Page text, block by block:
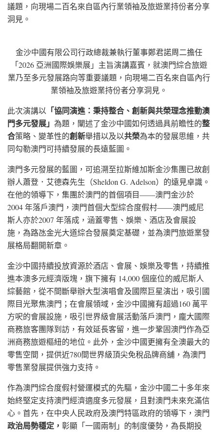
議題，向現場二百名來自區內行業領袖及旅遊業持份者分享
洞見。
金沙中國有限公司行政總裁兼執行董事鄭君諾周二擔任
「2026 亞洲國際娛樂展」主旨演講嘉賓，就澳門綜合旅遊
業乃至多元發展路向等重要議題，向現場二百名來自區內行
業領袖及旅遊業持份者分享洞見。
此次演講以 「協同演進：秉持整合、創新與共榮理念推動澳
門多元發展」 為題，闡述了金沙中國如何透過具前瞻性的整
合策略、變革性的創新舉措以及以共榮為本的發展思維，共
同勾勒澳門可持續發展的長遠藍圖。
澳門多元發展的藍圖，可追溯至拉斯維加斯金沙集團已故創
辦人蕭登．艾德森先生（Sheldon G. Adelson）的遠見卓識。
在他的領導下，集團於澳門的首個項目——澳門金沙於
2004 年落戶澳門，澳門首個大型綜合度假村——澳門威尼
斯人亦於2007 年落成，涵蓋零售、娛樂、酒店及會展設
施，為路氹金光大道綜合發展奠定基礎，並為澳門旅遊業發
展格局翻開新章。
金沙中國持續投放資源於酒店、會展、娛樂及零售，持續推
進本澳多元經濟版塊，旗下擁有 14,000 個座位的威尼斯人
綜藝館，從不間斷舉辦大型演唱會及國際巨星演出，吸引國
際目光聚焦澳門；在會展領域，金沙中國擁有超過160 萬平
方呎的會展設施，吸引世界級會展活動落戶澳門，龐大國際
商務旅客團隊到訪，有效延長客留，進一步鞏固澳門作為亞
洲商務旅遊樞紐的地位。此外，金沙中國更擁有全澳最大的
零售空間，提供近780間世界級頂尖免稅品牌商舖，為澳門
零售業發展提供強力支持。
作為澳門綜合度假村營運模式的先驅，金沙中國二十多年來
始終堅定支持澳門經濟適度多元發展，且對澳門未來充滿信
心。首先，在中央人民政府及澳門特區政府的領導下，澳門
政治局勢穩定， 彰顯「一國兩制」的制度優勢，為長期投